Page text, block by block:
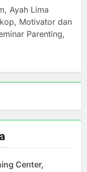
Ayah Lima
Motivator dan
Parenting,
Center,